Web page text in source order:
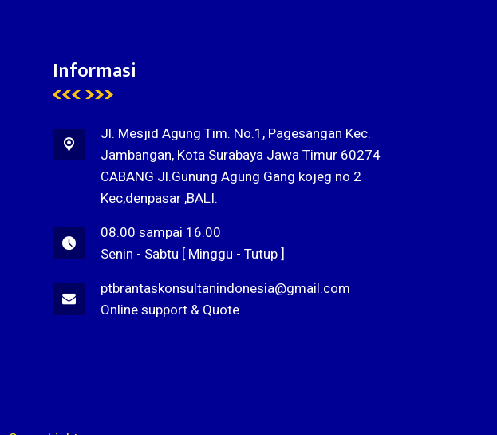
Informasi
Jl. Mesjid Agung Tim. No.1, Pagesangan Kec.
Jambangan, Kota Surabaya Jawa Timur 60274
CABANG Jl.Gunung Agung Gang kojeg no 2
Kec,denpasar ,BALI.
08.00 sampai 16.00
Senin - Sabtu [ Minggu - Tutup ]
ptbrantaskonsultanindonesia@gmail.com
Online support & Quote